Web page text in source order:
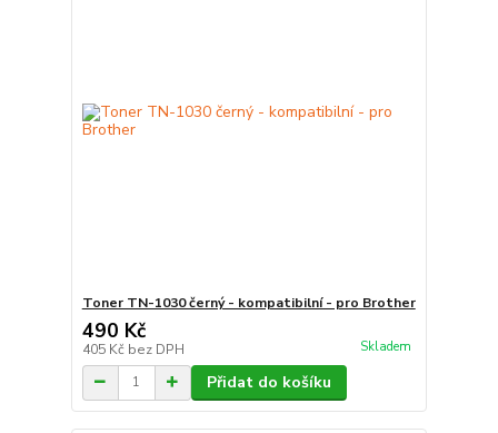
Toner TN-1030 černý - kompatibilní - pro Brother
490 Kč
405 Kč bez DPH Skladem
Přidat do košíku